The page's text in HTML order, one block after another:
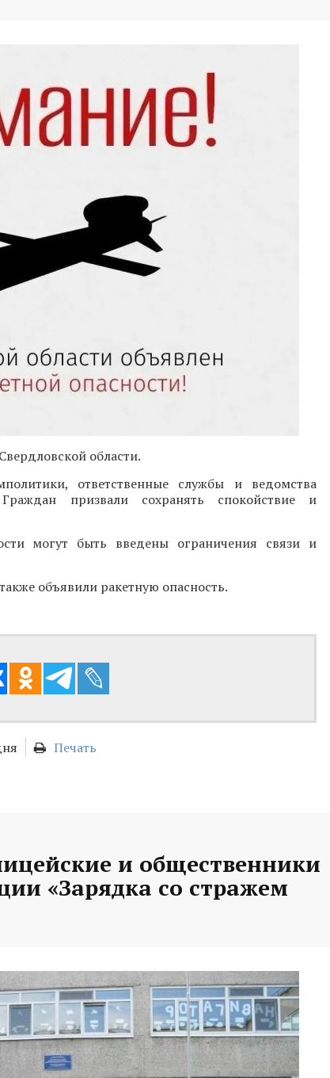
области.
ответственные службы и ведомства
призвали сохранять спокойствие и
могут быть введены ограничения связи и
объявили ракетную опасность.
Печать
и общественники
«Зарядка со стражем